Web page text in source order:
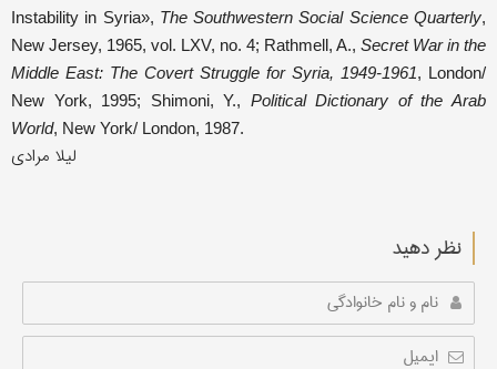
Instability in Syria», The Southwestern Social Science Quarterly,
New Jersey, 1965, vol. LXV, no. 4; Rathmell, A., Secret War in the
Middle East: The Covert Struggle for Syria, 1949-1961, London/
New York, 1995; Shimoni, Y., Political Dictionary of the Arab
World, New York/ London, 1987.
لیلا مرادی
نظر دهید